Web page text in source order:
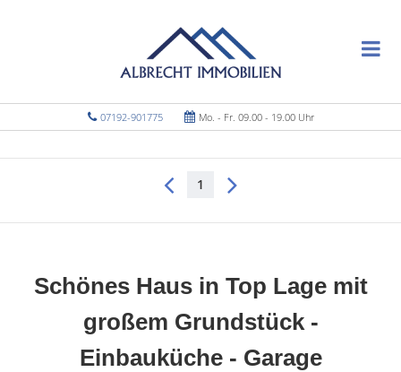
07192-901775 Mo. - Fr. 09.00 - 19.00 Uhr
1
Schönes Haus in Top Lage mit
großem Grundstück -
Einbauküche - Garage